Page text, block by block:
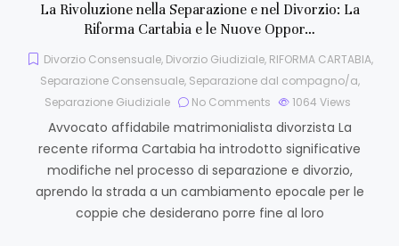
La Rivoluzione nella Separazione e nel Divorzio: La
Riforma Cartabia e le Nuove Oppor…
Divorzio Consensuale, Divorzio Giudiziale, RIFORMA CARTABIA,
Separazione Consensuale, Separazione dal compagno/a,
Separazione Giudiziale
No Comments 1064 Views
Avvocato affidabile matrimonialista divorzista La
recente riforma Cartabia ha introdotto significative
modifiche nel processo di separazione e divorzio,
aprendo la strada a un cambiamento epocale per le
coppie che desiderano porre fine al loro